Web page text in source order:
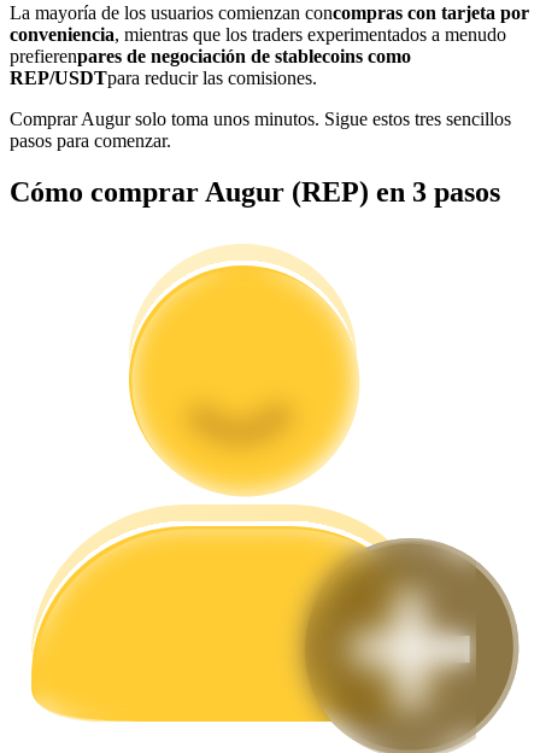
Información
Análisis de big data que incluye información comercial, etc.
Guía de inicio de futuros
Estrategias comerciales
La mayoría de los usuarios comienzan concompras con tarjeta por
conveniencia, mientras que los traders experimentados a menudo
prefierenpares de negociación de stablecoins como
REP/USDTpara reducir las comisiones.
Comprar Augur solo toma unos minutos. Sigue estos tres sencillos
pasos para comenzar.
Cómo comprar Augur (REP) en 3 pasos